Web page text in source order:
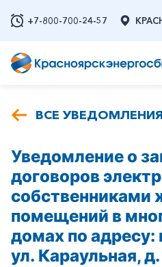
+7-800-700-24-57
ВСЕ УВЕДОМЛЕНИЯ
Уведомление о
договоров
собственниками
помещений в
домах по адресу:
ул. Караульная,